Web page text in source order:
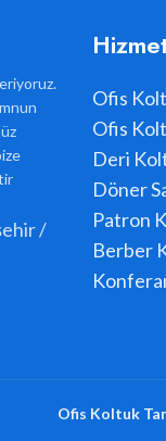
/
Ofis
Ofis
Deri
Döner
Patron
Berber
Ofis Koltuk